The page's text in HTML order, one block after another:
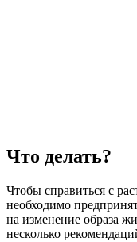
Что делать?
Чтобы справиться с
необходимо
на изменение образа
несколько